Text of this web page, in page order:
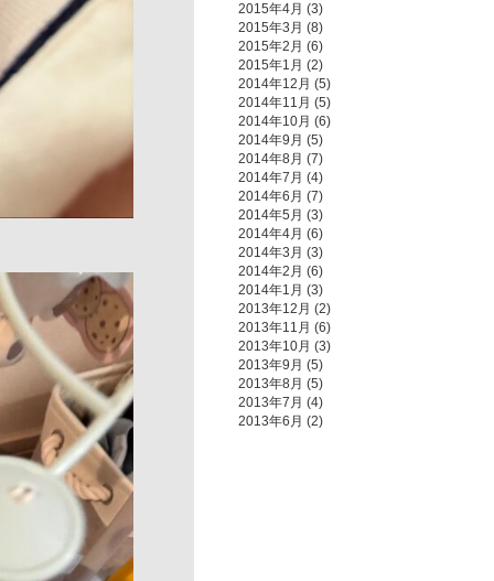
2015年4月 (3)
2015年3月 (8)
2015年2月 (6)
2015年1月 (2)
2014年12月 (5)
2014年11月 (5)
2014年10月 (6)
2014年9月 (5)
2014年8月 (7)
2014年7月 (4)
2014年6月 (7)
2014年5月 (3)
2014年4月 (6)
2014年3月 (3)
2014年2月 (6)
2014年1月 (3)
2013年12月 (2)
2013年11月 (6)
2013年10月 (3)
2013年9月 (5)
2013年8月 (5)
2013年7月 (4)
2013年6月 (2)